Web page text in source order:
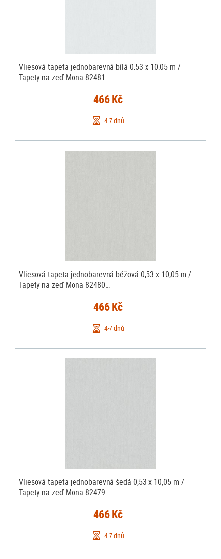
Vliesová tapeta jednobarevná bílá 0,53 x 10,05 m /
Tapety na zeď Mona 82481…
466 Kč
4-7 dnů
Vliesová tapeta jednobarevná béžová 0,53 x 10,05 m /
Tapety na zeď Mona 82480…
466 Kč
4-7 dnů
Vliesová tapeta jednobarevná šedá 0,53 x 10,05 m /
Tapety na zeď Mona 82479…
466 Kč
4-7 dnů